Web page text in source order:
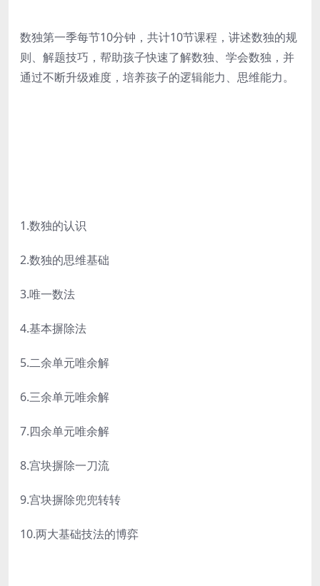
数独第一季每节10分钟，共计10节课程，讲述数独的规
则、解题技巧，帮助孩子快速了解数独、学会数独，并
通过不断升级难度，培养孩子的逻辑能力、思维能力。
1.数独的认识
2.数独的思维基础
3.唯一数法
4.基本摒除法
5.二余单元唯余解
6.三余单元唯余解
7.四余单元唯余解
8.宫块摒除一刀流
9.宫块摒除兜兜转转
10.两大基础技法的博弈